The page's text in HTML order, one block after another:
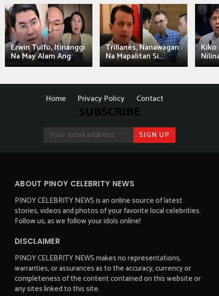
Erwin Tulfo, Itinanggi
Na May Alam Ang
Trillanes, Nanawagan
Na Mapalitan Si...
Kiko
Home Privacy Policy Contact
SUBSCRIBE
ABOUT PINOY CELEBRITY NEWS
PINOY CELEBRITY NEWS is an online source of latest
stories, videos and photos of your favorite local celebrities.
Follow us, as we follow your idols online!
DISCLAIMER
PINOY CELEBRITY NEWS makes no representations,
warranties, or assurances as to the accuracy, currency or
completeness of the content contained on this website or
any sites linked to this site.